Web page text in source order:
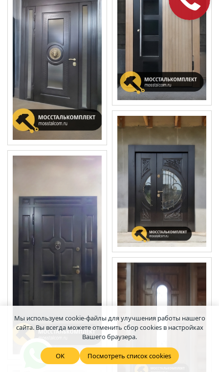
Мы используем cookie-файлы для улучшения работы нашего
сайта. Вы всегда можете отменить сбор cookies в настройках
Вашего браузера.
OK Посмотреть список cookies